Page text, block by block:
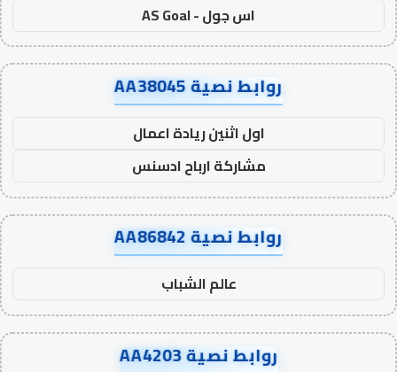
اس جول - AS Goal
روابط نصية AA38045
اول اثنين ريادة اعمال
مشاركة ارباح ادسنس
روابط نصية AA86842
عالم الشباب
روابط نصية AA4203